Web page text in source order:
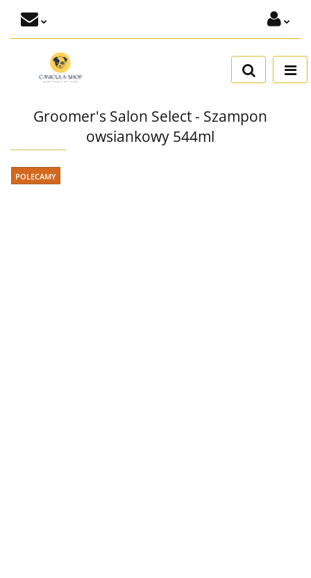
Zaloguj się
Dodaj zgłoszenie
Groomer's Salon Select - Szampon
owsiankowy 544ml
POLECAMY